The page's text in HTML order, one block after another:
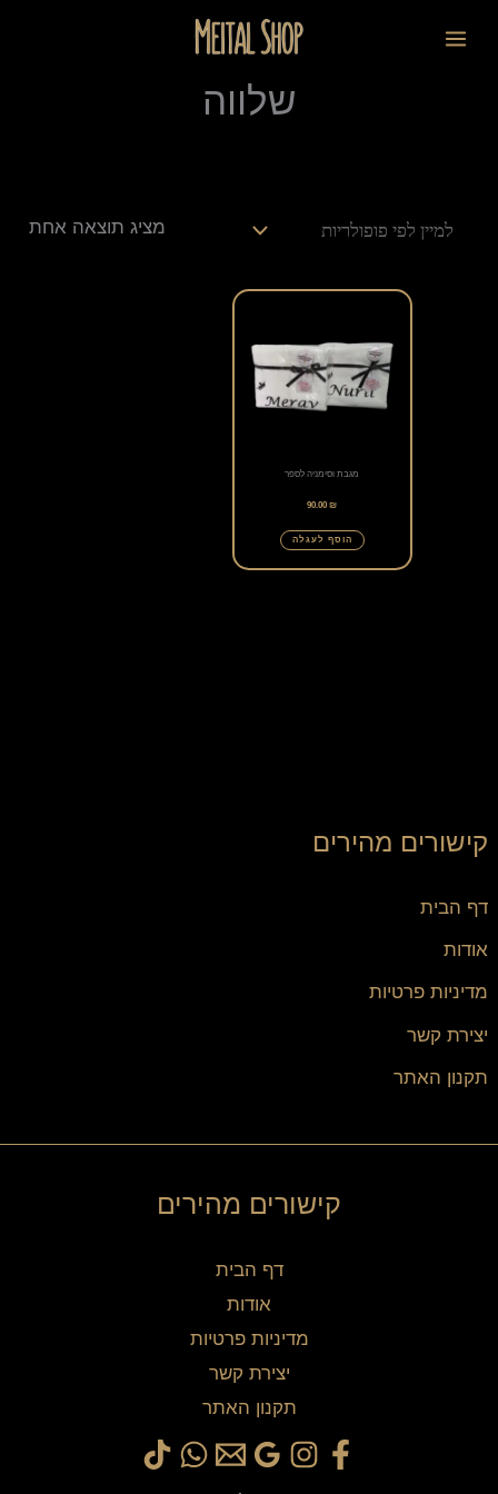
לתוכן
שלווה
קישורים מהירים
דף הבית
אודות
מדיניות פרטיות
יצירת קשר
תקנון האתר
מציג תוצאה אחת
מגבת וסימניה לספר
90.00₪
הוסף לעגלה
קישורים מהירים
דף הבית
אודות
מדיניות פרטיות
יצירת קשר
תקנון האתר